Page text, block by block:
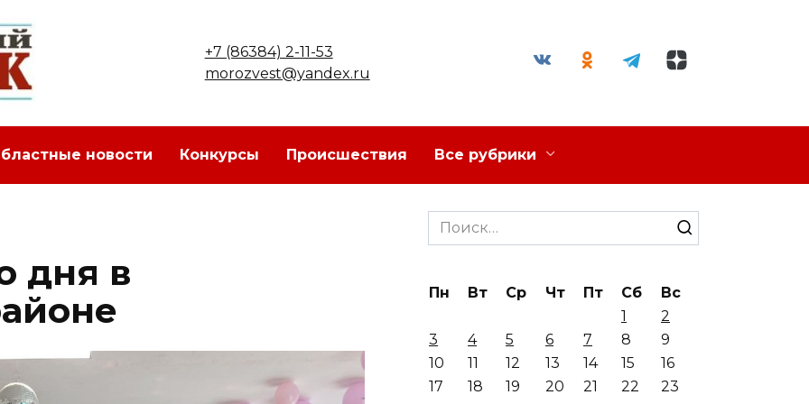
+7 (86384) 2-11-53
morozvest@yandex.ru
новости Конкурсы Происшествия Все рубрики
дня в
Search
for:
Пн Вт Ср Чт Пт Сб
Вс
1
2
3
4 5 6 7 8
9
10
11 12 13 14 15
16
17
18 19 20 21 22
23